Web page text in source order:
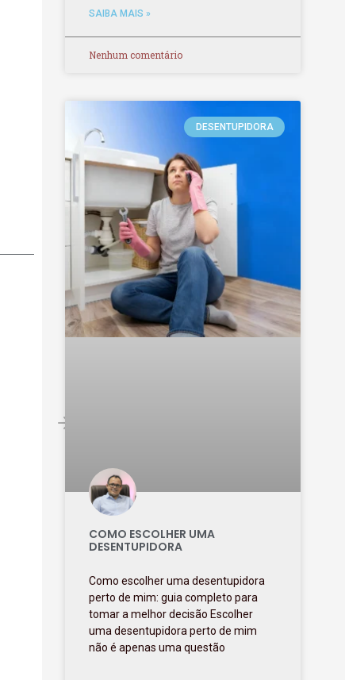
SAIBA MAIS »
Nenhum comentário
DESENTUPIDORA
COMO ESCOLHER UMA
DESENTUPIDORA
Como escolher uma desentupidora
perto de mim: guia completo para
tomar a melhor decisão Escolher
uma desentupidora perto de mim
não é apenas uma questão